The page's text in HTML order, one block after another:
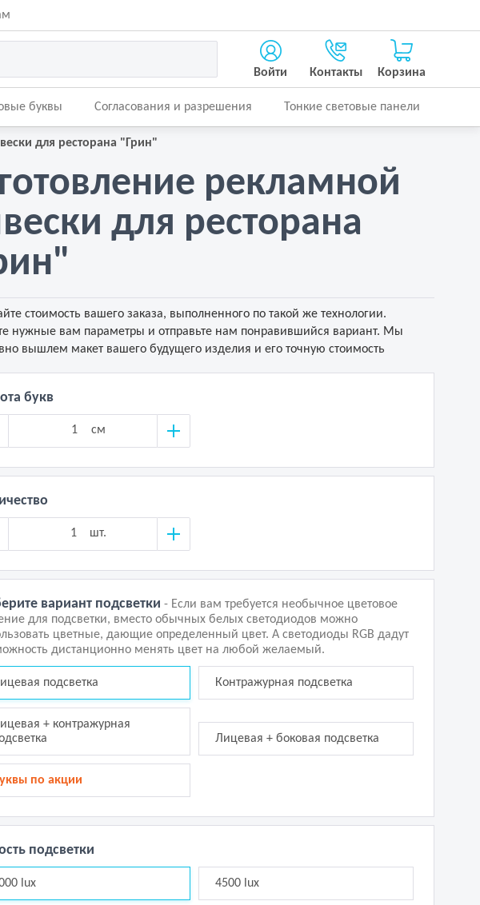
Войти Контакты Корзина
буквы Согласования и разрешения Тонкие световые панели
для ресторана "Грин"
рекламной
для ресторана
стоимость вашего заказа, выполненного по такой же технологии.
нужные вам параметры и отправьте нам понравившийся вариант. Мы
вышлем макет вашего будущего изделия и его точную стоимость
букв
см
шт.
вариант подсветки - Если вам требуется необычное цветовое
для подсветки, вместо обычных белых светодиодов можно
цветные, дающие определенный цвет. А светодиоды RGB дадут
дистанционно менять цвет на любой желаемый.
подсветка Контражурная подсветка
+ контражурная
Лицевая + боковая подсветка
по акции
подсветки
lux 4500 lux